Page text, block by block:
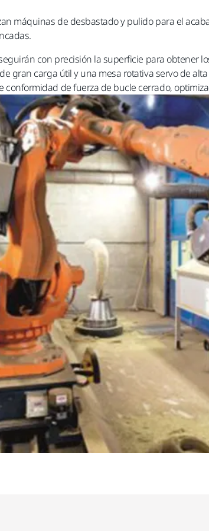
máquinas de desbastado y pulido para el
con precisión la superficie para obtener
gran carga útil y una mesa rotativa servo de
de fuerza de bucle cerrado,